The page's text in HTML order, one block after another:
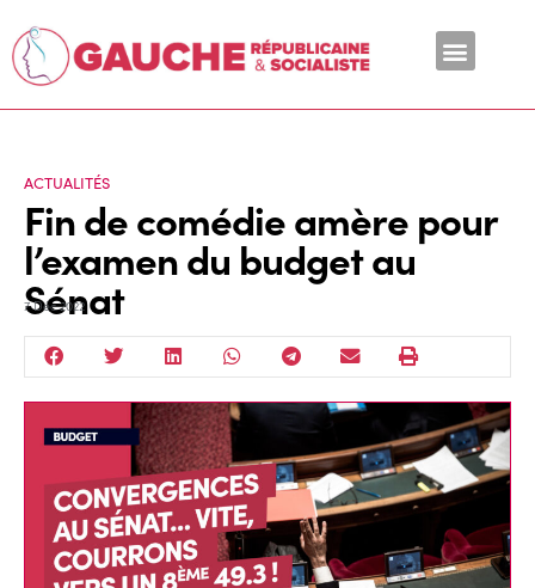
ACTUALITÉS
Fin de comédie amère pour
l’examen du budget au
Sénat
7 Déc 2022